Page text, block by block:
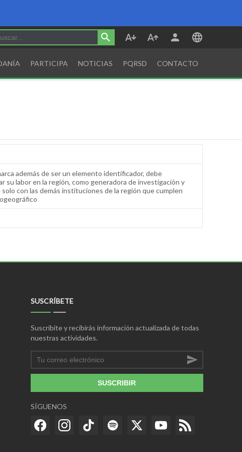
PARTICIPA NOTICIAS PQRSD CONTACTO
además de ser un elemento identificador, debe
labor en la región, como generadora de investigación y
con las demás instituciones de la región que cumplen
SUSCRÍBETE
Suscríbite y recibirás información actualizada de todas
nuestras actividades.
SUSCRIBIR
SÍGUENOS